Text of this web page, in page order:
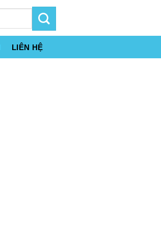
LIÊN HỆ